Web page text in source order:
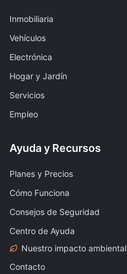
Inmobiliaria
Vehículos
Electrónica
Hogar y Jardín
Servicios
Empleo
Ayuda y Recursos
Planes y Precios
Cómo Funciona
Consejos de Seguridad
Centro de Ayuda
Nuestro impacto ambiental
Contacto